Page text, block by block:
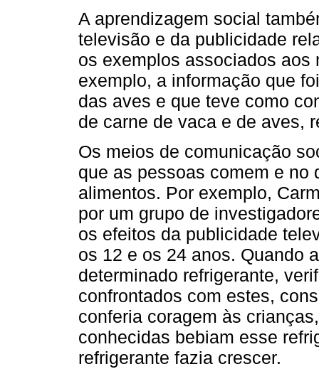
A aprendizagem social
televisão e da publicidade
os exemplos associados
exemplo, a informação que
das aves e que teve como
de carne de vaca e de aves,
Os meios de comunicação
que as pessoas comem e no
alimentos. Por exemplo,
por um grupo de
os efeitos da publicidade
os 12 e os 24 anos. Quando
determinado refrigerante,
confrontados com estes,
conferia coragem às
conhecidas bebiam esse
refrigerante fazia crescer.